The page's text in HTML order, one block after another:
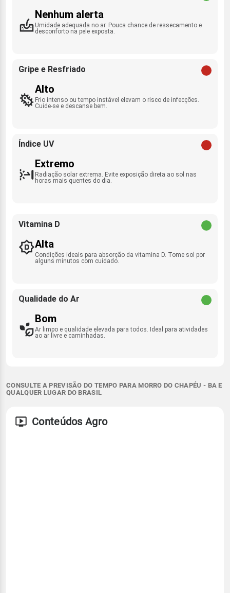
Nenhum alerta
Umidade adequada no ar. Pouca chance de ressecamento e
desconforto na pele exposta.
Gripe e Resfriado
Alto
Frio intenso ou tempo instável elevam o risco de infecções.
Cuide-se e descanse bem.
Índice UV
Extremo
Radiação solar extrema. Evite exposição direta ao sol nas
horas mais quentes do dia.
Vitamina D
Alta
Condições ideais para absorção da vitamina D. Tome sol por
alguns minutos com cuidado.
Qualidade do Ar
Bom
Ar limpo e qualidade elevada para todos. Ideal para atividades
ao ar livre e caminhadas.
CONSULTE A PREVISÃO DO TEMPO PARA MORRO DO CHAPÉU - BA E
QUALQUER LUGAR DO BRASIL
Conteúdos Agro